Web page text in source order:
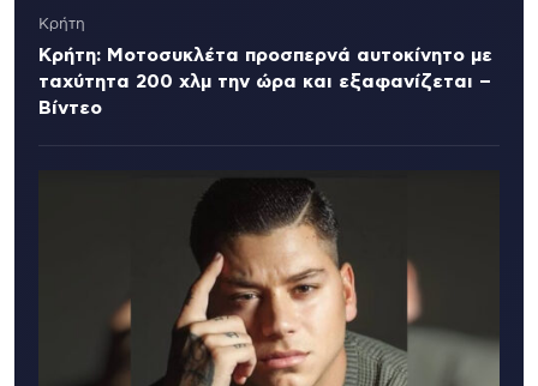
Κρήτη
Κρήτη: Μοτοσυκλέτα προσπερνά αυτοκίνητο με
ταχύτητα 200 χλμ την ώρα και εξαφανίζεται –
Βίντεο